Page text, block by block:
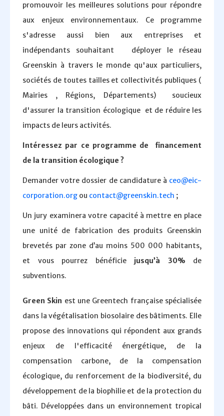
promouvoir les meilleures solutions pour répondre
aux enjeux environnementaux. Ce programme
s'adresse aussi bien aux entreprises et
indépendants souhaitant déployer le réseau
Greenskin à travers le monde qu'aux particuliers,
sociétés de toutes tailles et collectivités publiques (
Mairies , Régions, Départements) soucieux
d'assurer la transition écologique et de réduire les
impacts de leurs activités.
Intéressez par ce programme de financement
de la transition écologique ?
Demander votre dossier de candidature à ceo@eic-
corporation.org ou contact@greenskin.tech ;
Un jury examinera votre capacité à mettre en place
une unité de fabrication des produits Greenskin
brevetés par zone d’au moins 500 000 habitants,
et vous pourrez bénéficie jusqu’à 30% de
subventions.
Green Skin est une Greentech française spécialisée
dans la végétalisation biosolaire des bâtiments. Elle
propose des innovations qui répondent aux grands
enjeux de l'efficacité énergétique, de la
compensation carbone, de la compensation
écologique, du renforcement de la biodiversité, du
développement de la biophilie et de la protection du
bâti. Développées dans un environnement tropical